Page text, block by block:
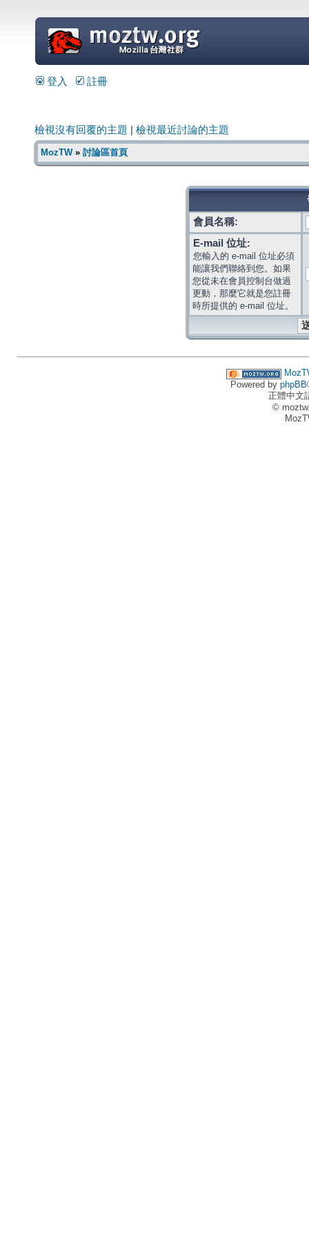
=
登入 註冊
檢視沒有回覆的主題 檢視最近討論的主題
MozTW» 討論區首頁
會員名稱:
E-mail 位址:
您輸入的 e-mail 位址必須
能讓我們聯絡到您。如果
您從未在會員控制台做過
更動，那麼它就是您註冊
時所提供的 e-mail 位址。
Powered by phpBB
正體中文
©